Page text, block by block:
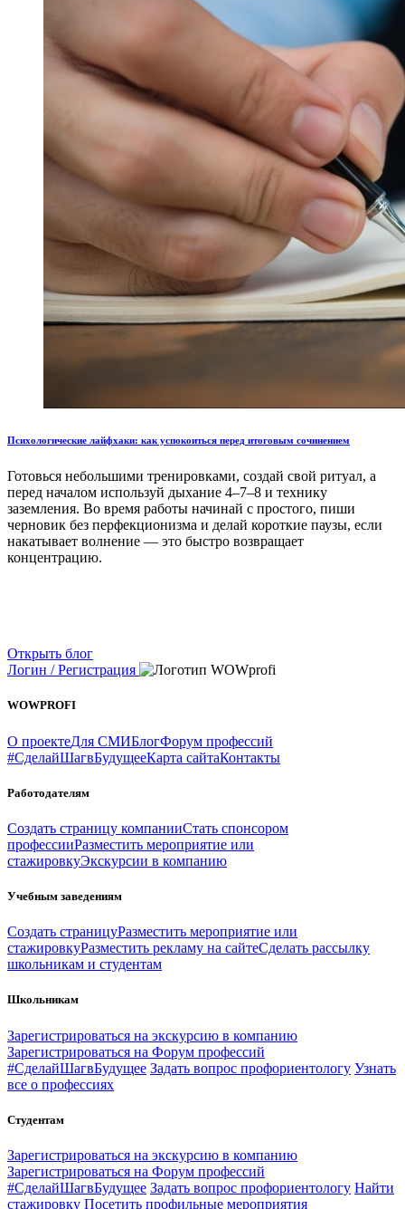
Психологические лайфхаки: как успокоиться перед итоговым сочинением
Готовься небольшими тренировками, создай свой ритуал, а
перед началом используй дыхание 4–7–8 и технику
заземления. Во время работы начинай с простого, пиши
черновик без перфекционизма и делай короткие паузы, если
накатывает волнение — это быстро возвращает
концентрацию.
Открыть блог
Логин / Регистрация
WOWPROFI
О проектеДля СМИБлогФорум профессий
#СделайШагвБудущееКарта сайтаКонтакты
Работодателям
Создать страницу компанииСтать спонсором
профессииРазместить мероприятие или
стажировкуЭкскурсии в компанию
Учебным заведениям
Создать страницуРазместить мероприятие или
стажировкуРазместить рекламу на сайтеСделать рассылку
школьникам и студентам
Школьникам
Зарегистрироваться на экскурсию в компанию
Зарегистрироваться на Форум профессий
#СделайШагвБудущее Задать вопрос профориентологу Узнать
все о профессиях
Студентам
Зарегистрироваться на экскурсию в компанию
Зарегистрироваться на Форум профессий
#СделайШагвБудущее Задать вопрос профориентологу Найти
стажировку Посетить профильные мероприятия